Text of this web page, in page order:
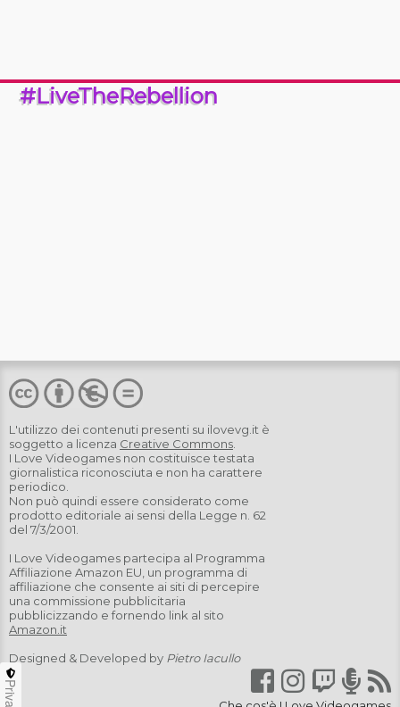
#LiveTheRebellion
L'utilizzo dei contenuti presenti su ilovevg.it è
soggetto a licenza Creative Commons
I Love Videogames non costituisce testata
giornalistica riconosciuta e non ha carattere
periodico.
Non può quindi essere considerato come
prodotto editoriale ai sensi della Legge n. 62
del 7/3/2001.
I Love Videogames partecipa al Programma
Affiliazione Amazon EU, un programma di
affiliazione che consente ai siti di percepire
una commissione pubblicitaria
pubblicizzando e fornendo link al sito
Amazon.it
Designed & Developed by Pietro Iacullo